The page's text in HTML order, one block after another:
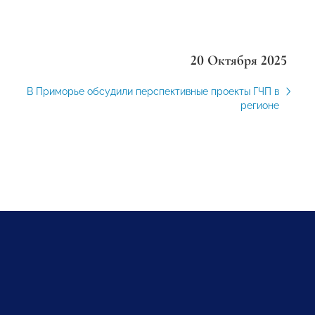
20 Октября 2025
В Приморье обсудили перспективные проекты ГЧП в
регионе